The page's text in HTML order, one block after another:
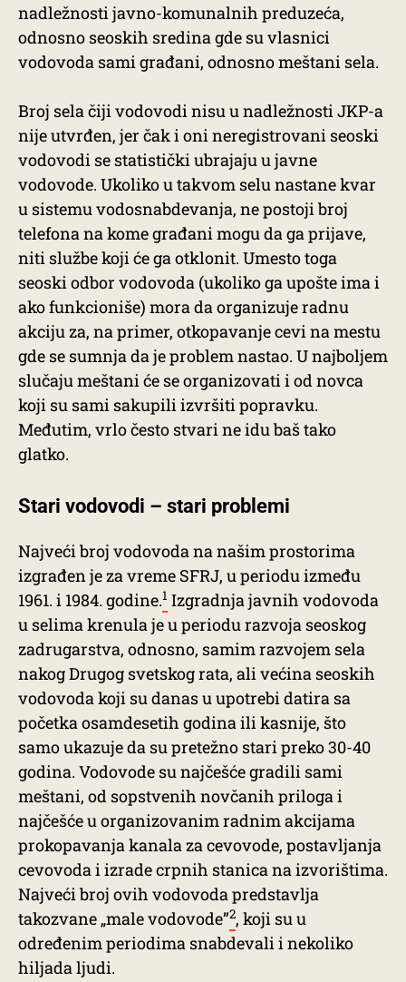
nadležnosti javno-komunalnih preduzeća,
odnosno seoskih sredina gde su vlasnici
vodovoda sami građani, odnosno meštani sela.
Broj sela čiji vodovodi nisu u nadležnosti JKP-a
nije utvrđen, jer čak i oni neregistrovani seoski
vodovodi se statistički ubrajaju u javne
vodovode. Ukoliko u takvom selu nastane kvar
u sistemu vodosnabdevanja, ne postoji broj
telefona na kome građani mogu da ga prijave,
niti službe koji će ga otklonit. Umesto toga
seoski odbor vodovoda (ukoliko ga upošte ima i
ako funkcioniše) mora da organizuje radnu
akciju za, na primer, otkopavanje cevi na mestu
gde se sumnja da je problem nastao. U najboljem
slučaju meštani će se organizovati i od novca
koji su sami sakupili izvršiti popravku.
Međutim, vrlo često stvari ne idu baš tako
glatko.
Stari vodovodi – stari problemi
Najveći broj vodovoda na našim prostorima
izgrađen je za vreme SFRJ, u periodu između
1961. i 1984. godine.1 Izgradnja javnih vodovoda
u selima krenula je u periodu razvoja seoskog
zadrugarstva, odnosno, samim razvojem sela
nakog Drugog svetskog rata, ali većina seoskih
vodovoda koji su danas u upotrebi datira sa
početka osamdesetih godina ili kasnije, što
samo ukazuje da su pretežno stari preko 30-40
godina. Vodovode su najčešće gradili sami
meštani, od sopstvenih novčanih priloga i
najčešće u organizovanim radnim akcijama
prokopavanja kanala za cevovode, postavljanja
cevovoda i izrade crpnih stanica na izvorištima.
Najveći broj ovih vodovoda predstavlja
takozvane „male vodovode”2, koji su u
određenim periodima snabdevali i nekoliko
hiljada ljudi.